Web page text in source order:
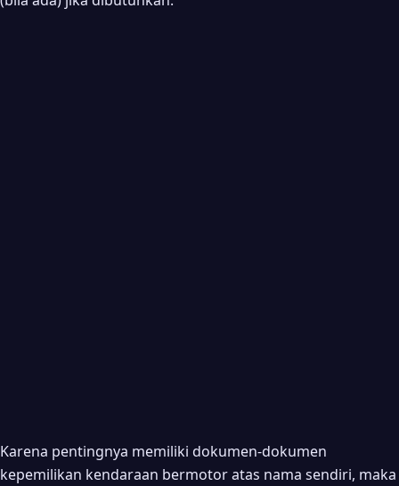
Karena pentingnya memiliki dokumen-dokumen
kepemilikan kendaraan bermotor atas nama sendiri, maka